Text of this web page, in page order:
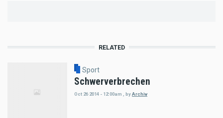
RELATED
Sport
Schwerverbrechen
Oct 26 2014 - 12:00am byArchiv